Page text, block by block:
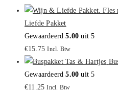
Liefde Pakket
Gewaardeerd5.00 uit 5
€15.75 Incl. Btw
Gewaardeerd5.00 uit 5
€11.25 Incl. Btw